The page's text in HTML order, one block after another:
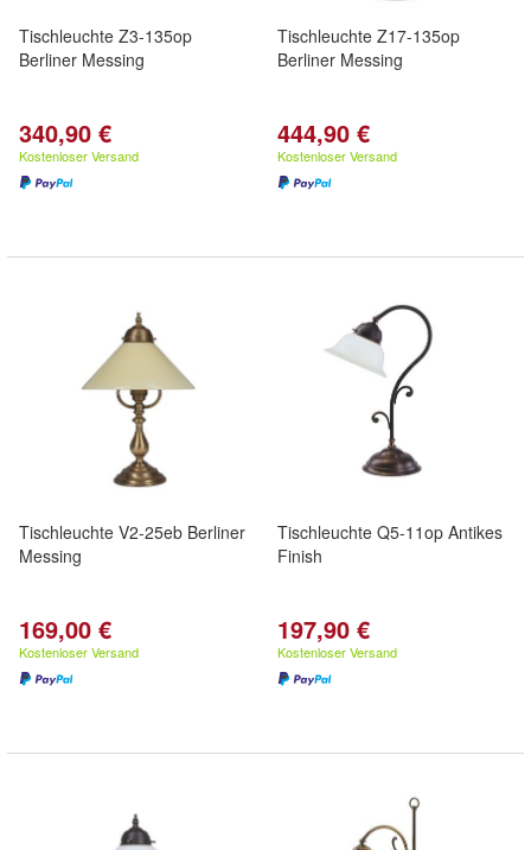
Tischleuchte Z3-135op
Berliner Messing
340,90 €
Kostenloser Versand
Tischleuchte Z17-135op
Berliner Messing
444,90 €
Kostenloser Versand
Tischleuchte V2-25eb Berliner
Messing
169,00 €
Kostenloser Versand
Tischleuchte Q5-11op Antikes
Finish
197,90 €
Kostenloser Versand